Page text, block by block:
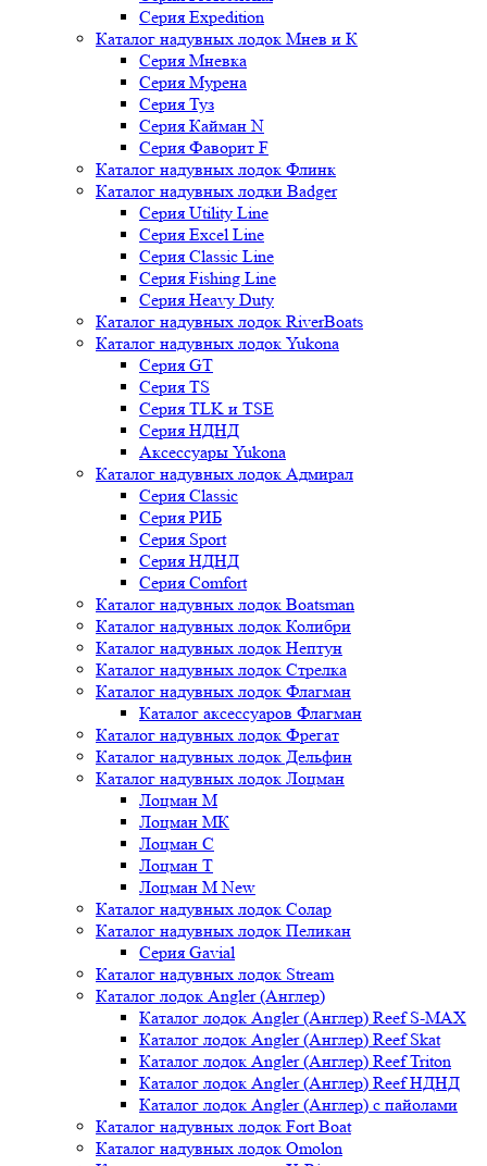
Серия Expedition
Каталог надувных лодок Мнев и К
Серия Мневка
Серия Мурена
Серия Туз
Серия Кайман N
Серия Фаворит F
Каталог надувных лодок Флинк
Каталог надувных лодки Badger
Серия Utility Line
Серия Excel Line
Серия Classic Line
Серия Fishing Line
Серия Heavy Duty
Каталог надувных лодок RiverBoats
Каталог надувных лодок Yukona
Серия GT
Серия TS
Серия TLK и TSE
Серия НДНД
Аксессуары Yukona
Каталог надувных лодок Адмирал
Серия Classic
Серия РИБ
Серия Sport
Серия НДНД
Серия Comfort
Каталог надувных лодок Boatsman
Каталог надувных лодок Колибри
Каталог надувных лодок Нептун
Каталог надувных лодок Стрелка
Каталог надувных лодок Флагман
Каталог аксессуаров Флагман
Каталог надувных лодок Фрегат
Каталог надувных лодок Дельфин
Каталог надувных лодок Лоцман
Лоцман М
Лоцман МК
Лоцман С
Лоцман Т
Лоцман М New
Каталог надувных лодок Солар
Каталог надувных лодок Пеликан
Серия Gavial
Каталог надувных лодок Stream
Каталог лодок Angler (Англер)
Каталог лодок Angler (Англер) Reef S-MAX
Каталог лодок Angler (Англер) Reef Skat
Каталог лодок Angler (Англер) Reef Triton
Каталог лодок Angler (Англер) Reef НДНД
Каталог лодок Angler (Англер) с пайолами
Каталог надувных лодок Fort Boat
Каталог надувных лодок Omolon